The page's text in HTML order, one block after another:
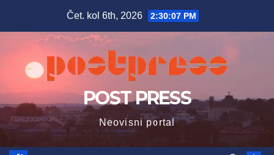
Čet. kol 6th, 2026 2:30:08 PM
POST PRESS
Neovisni portal